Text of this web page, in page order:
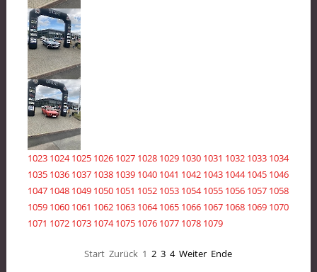
1023 1024 1025 1026 1027 1028 1029 1030 1031 1032 1033 1034
1035 1036 1037 1038 1039 1040 1041 1042 1043 1044 1045 1046
1047 1048 1049 1050 1051 1052 1053 1054 1055 1056 1057 1058
1059 1060 1061 1062 1063 1064 1065 1066 1067 1068 1069 1070
1071 1072 1073 1074 1075 1076 1077 1078 1079
Start Zurück 1 2 3 4 Weiter Ende